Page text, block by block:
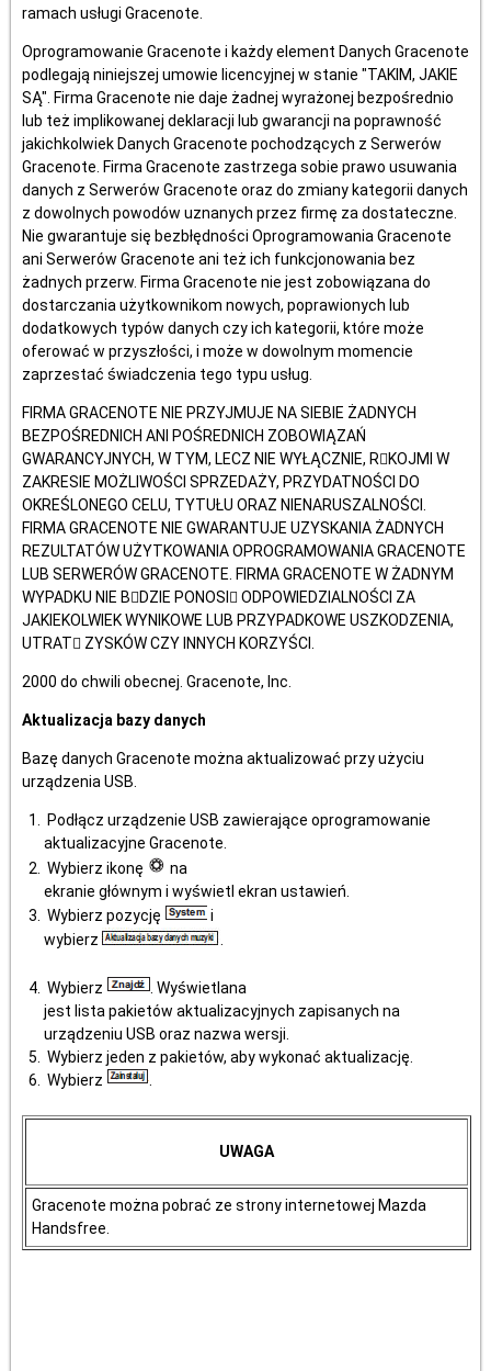
ramach usługi Gracenote.
Oprogramowanie Gracenote i każdy element Danych Gracenote
podlegają niniejszej umowie licencyjnej w stanie "TAKIM, JAKIE
SĄ". Firma Gracenote nie daje żadnej wyrażonej bezpośrednio
lub też implikowanej deklaracji lub gwarancji na poprawność
jakichkolwiek Danych Gracenote pochodzących z Serwerów
Gracenote. Firma Gracenote zastrzega sobie prawo usuwania
danych z Serwerów Gracenote oraz do zmiany kategorii danych
z dowolnych powodów uznanych przez firmę za dostateczne.
Nie gwarantuje się bezbłędności Oprogramowania Gracenote
ani Serwerów Gracenote ani też ich funkcjonowania bez
żadnych przerw. Firma Gracenote nie jest zobowiązana do
dostarczania użytkownikom nowych, poprawionych lub
dodatkowych typów danych czy ich kategorii, które może
oferować w przyszłości, i może w dowolnym momencie
zaprzestać świadczenia tego typu usług.
FIRMA GRACENOTE NIE PRZYJMUJE NA SIEBIE ŻADNYCH
BEZPOŚREDNICH ANI POŚREDNICH ZOBOWIĄZAŃ
GWARANCYJNYCH, W TYM, LECZ NIE WYŁĄCZNIE, R􀄉KOJMI W
ZAKRESIE MOŻLIWOŚCI SPRZEDAŻY, PRZYDATNOŚCI DO
OKREŚLONEGO CELU, TYTUŁU ORAZ NIENARUSZALNOŚCI.
FIRMA GRACENOTE NIE GWARANTUJE UZYSKANIA ŻADNYCH
REZULTATÓW UŻYTKOWANIA OPROGRAMOWANIA GRACENOTE
LUB SERWERÓW GRACENOTE. FIRMA GRACENOTE W ŻADNYM
WYPADKU NIE B􀄉DZIE PONOSI􀃻 ODPOWIEDZIALNOŚCI ZA
JAKIEKOLWIEK WYNIKOWE LUB PRZYPADKOWE USZKODZENIA,
UTRAT􀄉 ZYSKÓW CZY INNYCH KORZYŚCI.
2000 do chwili obecnej. Gracenote, Inc.
Aktualizacja bazy danych
Bazę danych Gracenote można aktualizować przy użyciu
urządzenia USB.
Podłącz urządzenie USB zawierające oprogramowanie
aktualizacyjne Gracenote.
Wybierz ikonę
na
ekranie głównym i wyświetl ekran ustawień.
Wybierz pozycję
i
wybierz
Wybierz
. Wyświetlana
jest lista pakietów aktualizacyjnych zapisanych na
urządzeniu USB oraz nazwa wersji.
Wybierz jeden z pakietów, aby wykonać aktualizację.
Wybierz
UWAGA
Gracenote można pobrać ze strony internetowej Mazda
Handsfree.